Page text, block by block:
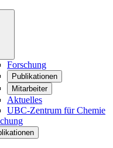
Forschung
Publikationen
Mitarbeiter
Aktuelles
UBC-Zentrum für Chemie